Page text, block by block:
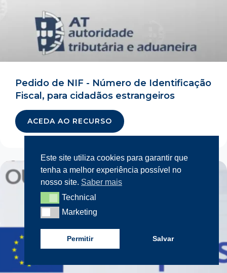
Este site utiliza cookies para garantir que
tenha a melhor experiência possível no
nosso site. Saber mais
TechnicalTechnical
MarketingMarketing
Permitir Salvar
Pedido de NIF - Número de Identificação
Fiscal, para cidadãos estrangeiros
ACEDA AO RECURSO